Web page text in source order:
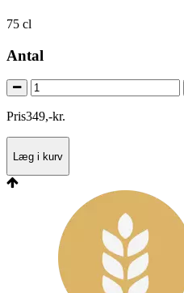
75 cl
Antal
Pris349,-kr.
Læg i kurv